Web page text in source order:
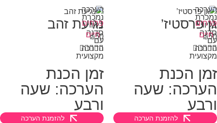
פרסטיז’
₪

הכנת
שעה
להזמנת הערכה
הערכה
נמכרת
בליווי
סדנה
עם
הדרכה
מקצועית
פרחים
חיים
נגיעת זהב
₪50

זמן הכנת
הערכה: שעה
ורבע
להזמנת הערכה